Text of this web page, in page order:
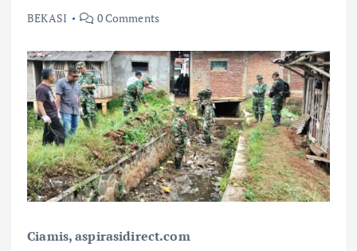
BEKASI 0 Comments
Ciamis, aspirasidirect.com